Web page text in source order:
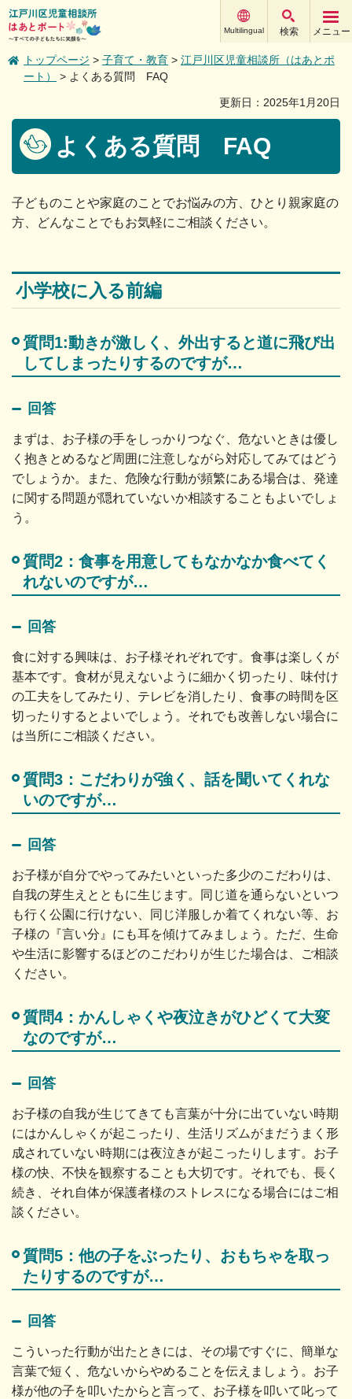
江戸川区児童相談所
すべての子どもたちに笑顔を
Multilingual 検索 メニュー
トップページ > 子育て・教育 > 江戸川区児童相談所（はあとポ
ート）
> よくある質問 FAQ
更新日：2025年1月20日
よくある質問 FAQ
子どものことや家庭のことでお悩みの方、ひとり親家庭の
方、どんなことでもお気軽にご相談ください。
小学校に入る前編
質問1:動きが激しく、外出すると道に飛び出
してしまったりするのですが…
回答
まずは、お子様の手をしっかりつなぐ、危ないときは優し
く抱きとめるなど周囲に注意しながら対応してみてはどう
でしょうか。また、危険な行動が頻繁にある場合は、発達
に関する問題が隠れていないか相談することもよいでしょ
う。
質問2：食事を用意してもなかなか食べてく
れないのですが…
回答
食に対する興味は、お子様それぞれです。食事は楽しくが
基本です。食材が見えないように細かく切ったり、味付け
の工夫をしてみたり、テレビを消したり、食事の時間を区
切ったりするとよいでしょう。それでも改善しない場合に
は当所にご相談ください。
質問3：こだわりが強く、話を聞いてくれな
いのですが…
回答
お子様が自分でやってみたいといった多少のこだわりは、
自我の芽生えとともに生じます。同じ道を通らないといつ
も行く公園に行けない、同じ洋服しか着てくれない等、お
子様の『言い分』にも耳を傾けてみましょう。ただ、生命
や生活に影響するほどのこだわりが生じた場合は、ご相談
ください。
質問4：かんしゃくや夜泣きがひどくて大変
なのですが…
回答
お子様の自我が生じてきても言葉が十分に出ていない時期
にはかんしゃくが起こったり、生活リズムがまだうまく形
成されていない時期には夜泣きが起こったりします。お子
様の快、不快を観察することも大切です。それでも、長く
続き、それ自体が保護者様のストレスになる場合にはご相
談ください。
質問5：他の子をぶったり、おもちゃを取っ
たりするのですが…
回答
こういった行動が出たときには、その場ですぐに、簡単な
言葉で短く、危ないからやめることを伝えましょう。お子
様が他の子を叩いたからと言って、お子様を叩いて叱って